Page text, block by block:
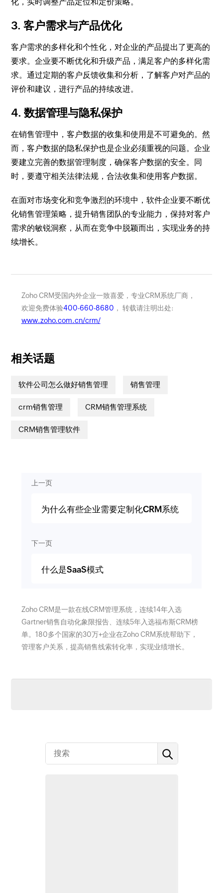
3. 客户需求与产品优化
客户需求的多样化和个性化，对企业的产品提出了更高的
要求。企业要不断优化和升级产品，满足客户的多样化需
求。通过定期的客户反馈收集和分析，了解客户对产品的
评价和建议，进行产品的持续改进。
4. 数据管理与隐私保护
在销售管理中，客户数据的收集和使用是不可避免的。然
而，客户数据的隐私保护也是企业必须重视的问题。企业
要建立完善的数据管理制度，确保客户数据的安全。同
时，要遵守相关法律法规，合法收集和使用客户数据。
在面对市场变化和竞争激烈的环境中，软件企业要不断优
化销售管理策略，提升销售团队的专业能力，保持对客户
需求的敏锐洞察，从而在竞争中脱颖而出，实现业务的持
续增长。
Zoho CRM受国内外企业一致喜爱，专业CRM系统厂商，
欢迎免费体验400-660-8680 ， 转载请注明出处:
www.zoho.com.cn/crm/
相关话题
软件公司怎么做好销售管理 销售管理
crm销售管理 CRM销售管理系统
CRM销售管理软件
上一页
为什么有些企业需要定制化CRM系统
下一页
什么是SaaS模式
Zoho CRM是一款在线CRM管理系统，连续14年入选
Gartner销售自动化象限报告、连续5年入选福布斯CRM榜
单。180多个国家的30万+企业在Zoho CRM系统帮助下，
管理客户关系，提高销售线索转化率，实现业绩增长。